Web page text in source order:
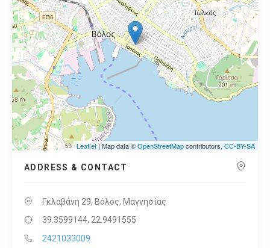
Leaflet| Map data ©OpenStreetMapcontributors, CC-BY-SA
ADDRESS & CONTACT
Γκλαβάνη 29, Βόλος, Μαγνησίας
39.3599144, 22.9491555
2421033009